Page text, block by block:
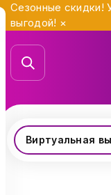
Сезонные скидки!
выгодой! ×
Виртуальная